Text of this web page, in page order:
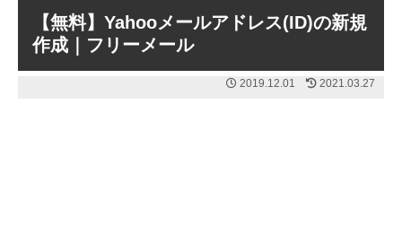
【無料】Yahooメールアドレス(ID)の新規
作成｜フリーメール
2019.12.01 2021.03.27